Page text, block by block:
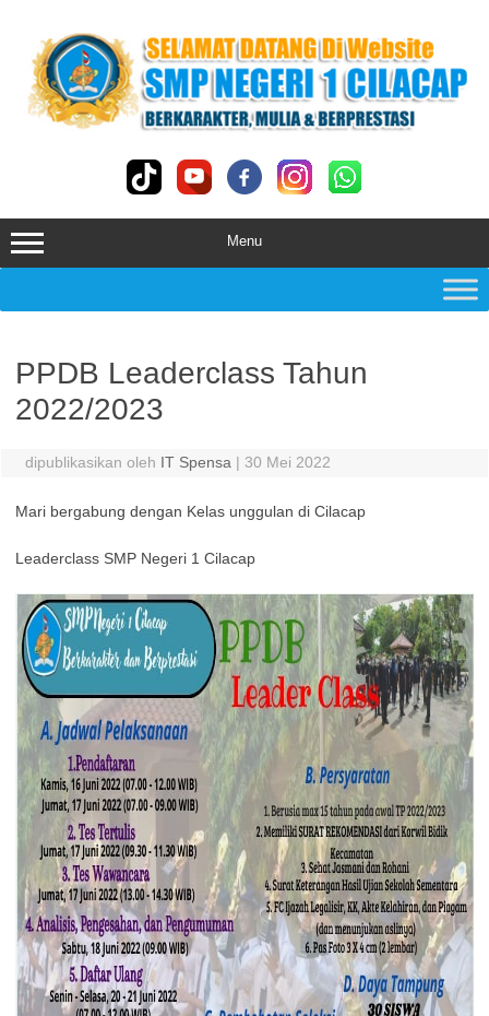
content
Menu
PPDB Leaderclass Tahun
2022/2023
dipublikasikan oleh IT Spensa | 30 Mei 2022
Mari bergabung dengan Kelas unggulan di Cilacap
Leaderclass SMP Negeri 1 Cilacap